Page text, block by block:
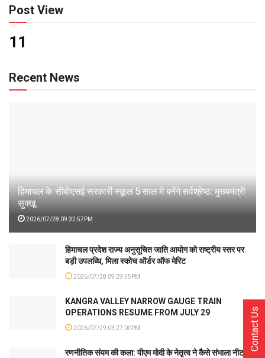
Post View
11
Recent News
हिमाचल के सीबीएसई सरकारी स्कूल 5 साल में बनेंगे सर्वश्रेष्ठ: मुख्यमंत्री
सुक्खू
2026/07/28 09:32:57PM
हिमाचल प्रदेश राज्य अनुसूचित जाति आयोग को राष्ट्रीय स्तर पर
बड़ी उपलब्धि, मिला स्कोच ऑर्डर ऑफ मेरिट
2026/07/28 09:29:55PM
KANGRA VALLEY NARROW GAUGE TRAIN
OPERATIONS RESUME FROM JULY 29
2026/07/29 03:27:00PM
रणनीतिक संयम की कला: पीएम मोदी के नेतृत्व ने कैसे संभाला नीट
Contact Us